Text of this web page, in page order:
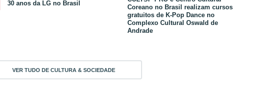
30 anos da LG no Brasil
Coreano no Brasil realizam cursos
gratuitos de K-Pop Dance no
Complexo Cultural Oswald de
Andrade
VER TUDO DE CULTURA & SOCIEDADE